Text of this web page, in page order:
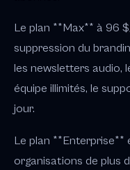
Le plan **Max** à 96
suppression du
les newsletters audio,
équipe illimités, le
jour.
Le plan **Enterprise**
organisations de plus